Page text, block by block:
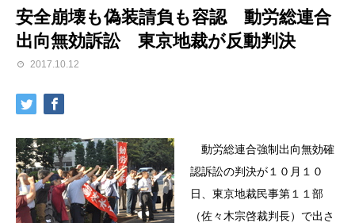
安全崩壊も偽装請負も容認 動労総連合
出向無効訴訟 東京地裁が反動判決
2017.10.12
動労総連合強制出向無効確
認訴訟の判決が１０月１０
日、東京地裁民事第１１部
（佐々木宗啓裁判長）で出さ